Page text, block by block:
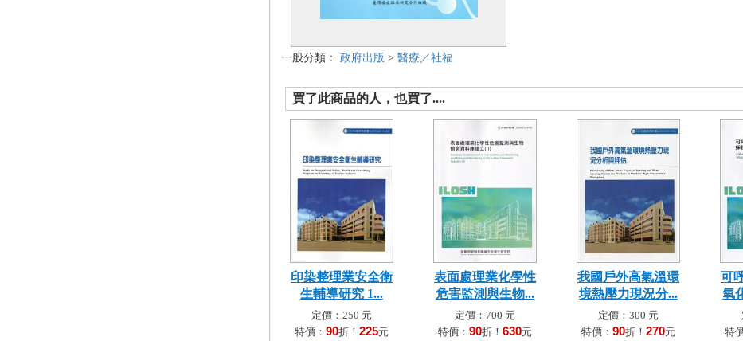
一般分類： 政府出版 > 醫療／社福
買了此商品的人，也買了....
印染整理業安全衛
生輔導研究 1...
定價：250 元
特價： 90折！ 225元
表面處理業化學性
危害監測與生物...
定價：700 元
特價： 90折！ 630元
我國戶外高氣溫環
境熱壓力現況分...
定價：300 元
特價： 90折！ 270元
可
氧
特